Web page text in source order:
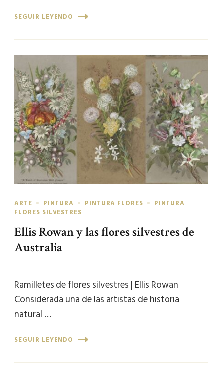
SEGUIR LEYENDO
ARTE PINTURA PINTURA FLORES
PINTURA
FLORES SILVESTRES
Ellis Rowan y las flores silvestres de
Australia
Ramilletes de flores silvestres | Ellis Rowan
Considerada una de las artistas de historia
natural …
SEGUIR LEYENDO